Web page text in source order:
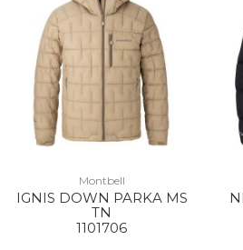
Montbell
IGNIS DOWN PARKA MS
TN
1101706